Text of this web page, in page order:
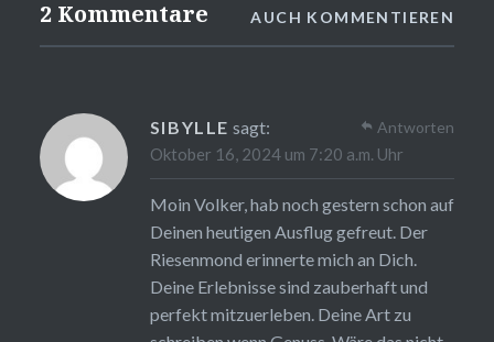
2 Kommentare AUCH KOMMENTIEREN
SIBYLLE sagt:
Oktober 16, 2024 um 7:20 a.m. Uhr
Moin Volker, hab noch gestern schon auf
Deinen heutigen Ausflug gefreut. Der
Riesenmond erinnerte mich an Dich.
Deine Erlebnisse sind zauberhaft und
perfekt mitzuerleben. Deine Art zu
Antworten